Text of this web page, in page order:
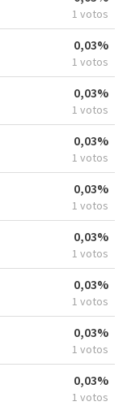
1 votos
0,03%
1 votos
0,03%
1 votos
0,03%
1 votos
0,03%
1 votos
0,03%
1 votos
0,03%
1 votos
0,03%
1 votos
0,03%
1 votos